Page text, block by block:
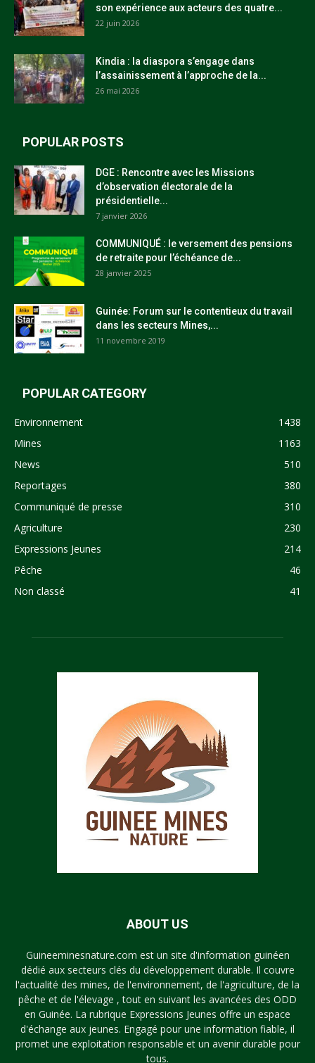
son expérience aux acteurs des quatre...
22 juin 2026
Kindia : la diaspora s’engage dans
l’assainissement à l’approche de la...
26 mai 2026
POPULAR POSTS
DGE : Rencontre avec les Missions
d’observation électorale de la
présidentielle...
7 janvier 2026
COMMUNIQUÉ : le versement des pensions
de retraite pour l’échéance de...
28 janvier 2025
Guinée: Forum sur le contentieux du travail
dans les secteurs Mines,...
11 novembre 2019
POPULAR CATEGORY
Environnement
1438
Mines
1163
News
510
Reportages
380
Communiqué de presse
310
Agriculture
230
Expressions Jeunes
214
Pêche
46
Non classé
41
ABOUT US
Guineeminesnature.com est un site d'information guinéen
dédié aux secteurs clés du développement durable. Il couvre
l'actualité des mines, de l'environnement, de l'agriculture, de la
pêche et de l'élevage , tout en suivant les avancées des ODD
en Guinée. La rubrique Expressions Jeunes offre un espace
d'échange aux jeunes. Engagé pour une information fiable, il
promet une exploitation responsable et un avenir durable pour
tous.